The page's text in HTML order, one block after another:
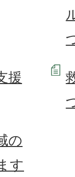
援
の
す